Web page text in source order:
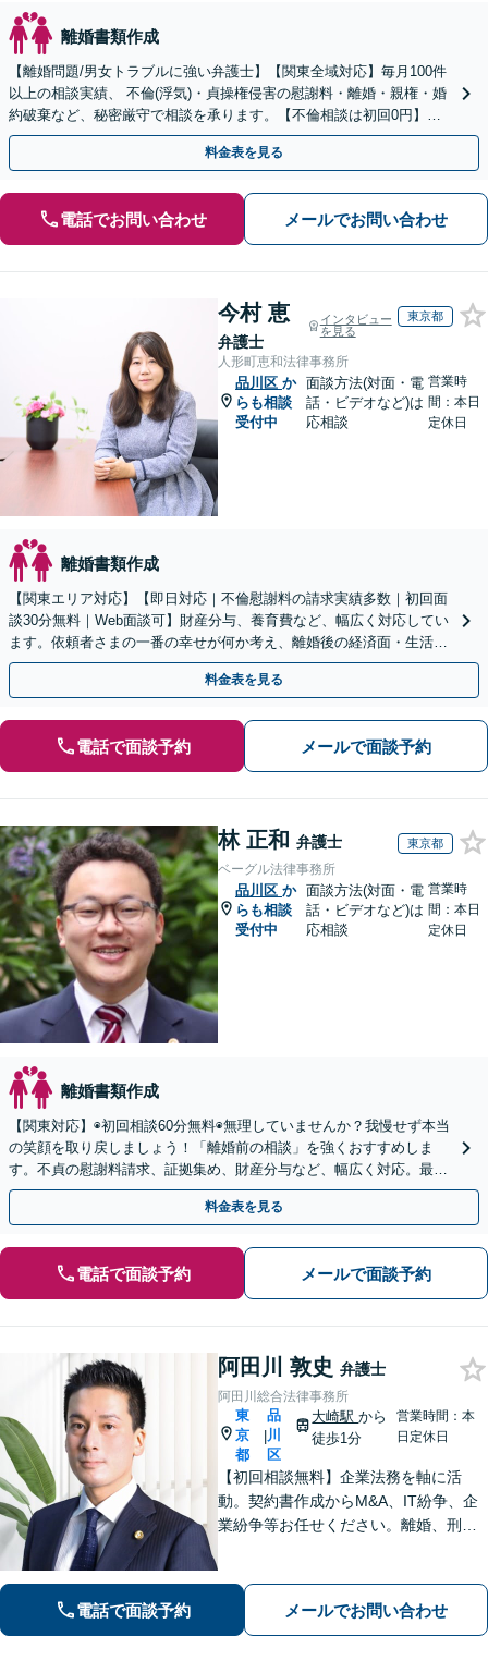
離婚書類作成
【離婚問題/男女トラブルに強い弁護士】【関東全域対応】毎月100件
以上の相談実績、 不倫(浮気)・貞操権侵害の慰謝料・離婚・親権・婚
約破棄など、秘密厳守で相談を承ります。【不倫相談は初回0円】
【電話相談でご契約まで対応可/来所不要】
料金表を見る
電話でお問い合わせ メールでお問い合わせ
今村 恵
弁護士
インタビュー
を見る
東京都
人形町恵和法律事務所
品川区 か
らも相談
受付中
面談方法(対面・電
話・ビデオなど)は
応相談
営業時
間：本日
定休日
離婚書類作成
【関東エリア対応】【即日対応｜不倫慰謝料の請求実績多数｜初回面
談30分無料｜Web面談可】財産分与、養育費など、幅広く対応してい
ます。依頼者さまの一番の幸せが何か考え、離婚後の経済面・生活面
を踏まえた最善の解決策をご提案【休日・夜間面談可】
料金表を見る
電話で面談予約 メールで面談予約
林 正和 弁護士 東京都
ベーグル法律事務所
品川区 か
らも相談
受付中
面談方法(対面・電
話・ビデオなど)は
応相談
営業時
間：本日
定休日
離婚書類作成
【関東対応】◉初回相談60分無料◉無理していませんか？我慢せず本当
の笑顔を取り戻しましょう！「離婚前の相談」を強くおすすめしま
す。不貞の慰謝料請求、証拠集め、財産分与など、幅広く対応。最善
の解決をご提案し、最後まで丁寧にサポート【完全個室】
料金表を見る
電話で面談予約 メールで面談予約
阿田川 敦史 弁護士
阿田川総合法律事務所
東
京
都
|
品
川
区
大崎駅から
徒歩1分
営業時間：本
日定休日
【初回相談無料】企業法務を軸に活
動。契約書作成からM&A、IT紛争、企
業紛争等お任せください。離婚、刑事
崎駅徒歩1分】【弁護士歴10年以上】
電話で面談予約 メールでお問い合わせ